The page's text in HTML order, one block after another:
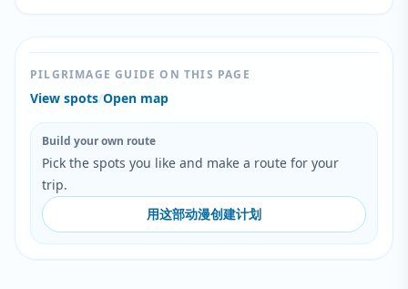
PILGRIMAGE GUIDE ON THIS PAGE
View spots/Open map
Build your own route
Pick the spots you like and make a route for your
trip.
用这部动漫创建计划